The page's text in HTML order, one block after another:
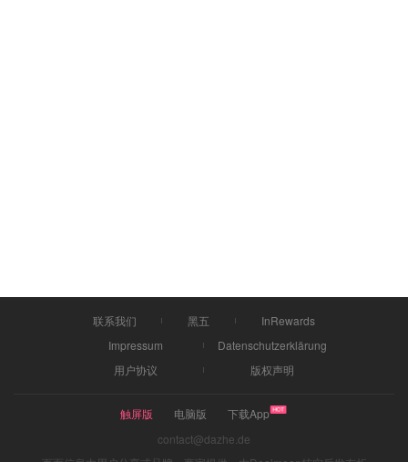
联系我们 黑五
InRewards
Impressum
Datenschutzerklärung
用户协议
版权声明
触屏版 电脑版
下载App
contact@dazhe.de